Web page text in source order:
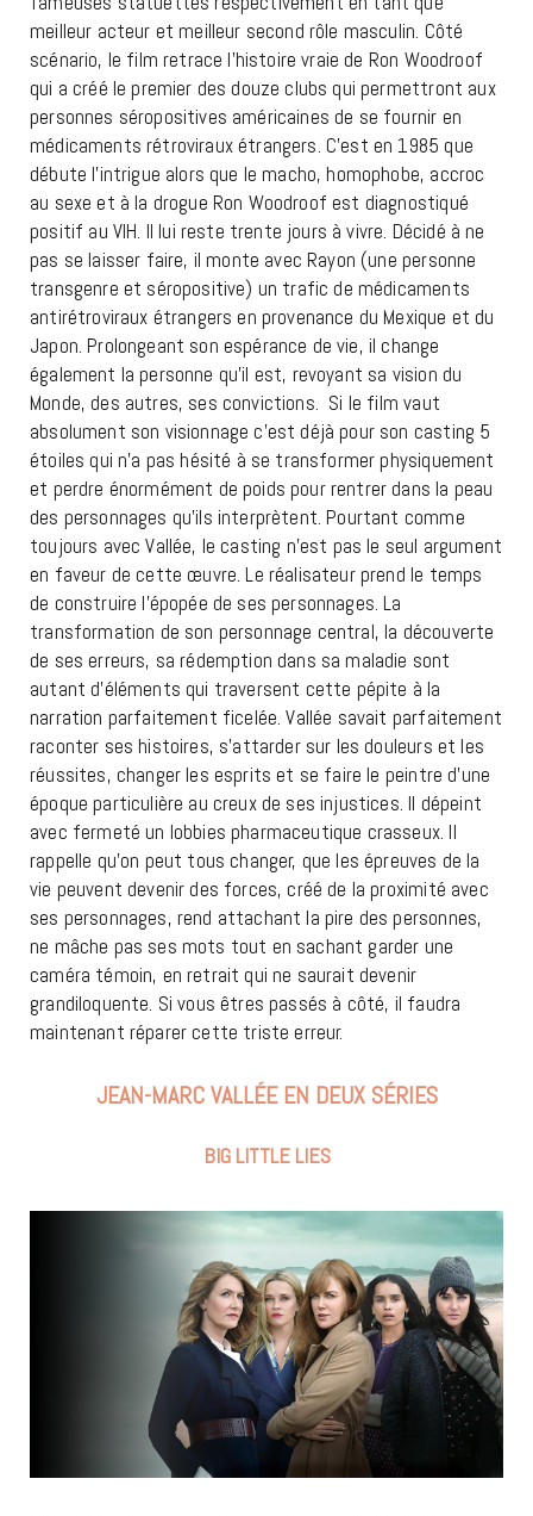
meilleur acteur et meilleur second rôle masculin. Côté
scénario, le film retrace l’histoire vraie de Ron Woodroof
qui a créé le premier des douze clubs qui permettront aux
personnes séropositives américaines de se fournir en
médicaments rétroviraux étrangers. C’est en 1985 que
débute l’intrigue alors que le macho, homophobe, accroc
au sexe et à la drogue Ron Woodroof est diagnostiqué
positif au VIH. Il lui reste trente jours à vivre. Décidé à ne
pas se laisser faire, il monte avec Rayon (une personne
transgenre et séropositive) un trafic de médicaments
antirétroviraux étrangers en provenance du Mexique et du
Japon. Prolongeant son espérance de vie, il change
également la personne qu’il est, revoyant sa vision du
Monde, des autres, ses convictions. Si le film vaut
absolument son visionnage c’est déjà pour son casting 5
étoiles qui n’a pas hésité à se transformer physiquement
et perdre énormément de poids pour rentrer dans la peau
des personnages qu’ils interprètent. Pourtant comme
toujours avec Vallée, le casting n’est pas le seul argument
en faveur de cette œuvre. Le réalisateur prend le temps
de construire l’épopée de ses personnages. La
transformation de son personnage central, la découverte
de ses erreurs, sa rédemption dans sa maladie sont
autant d’éléments qui traversent cette pépite à la
narration parfaitement ficelée. Vallée savait parfaitement
raconter ses histoires, s’attarder sur les douleurs et les
réussites, changer les esprits et se faire le peintre d’une
époque particulière au creux de ses injustices. Il dépeint
avec fermeté un lobbies pharmaceutique crasseux. Il
rappelle qu’on peut tous changer, que les épreuves de la
vie peuvent devenir des forces, créé de la proximité avec
ses personnages, rend attachant la pire des personnes,
ne mâche pas ses mots tout en sachant garder une
caméra témoin, en retrait qui ne saurait devenir
grandiloquente. Si vous êtres passés à côté, il faudra
maintenant réparer cette triste erreur.
JEAN-MARC VALLÉE EN DEUX SÉRIES
BIG LITTLE LIES